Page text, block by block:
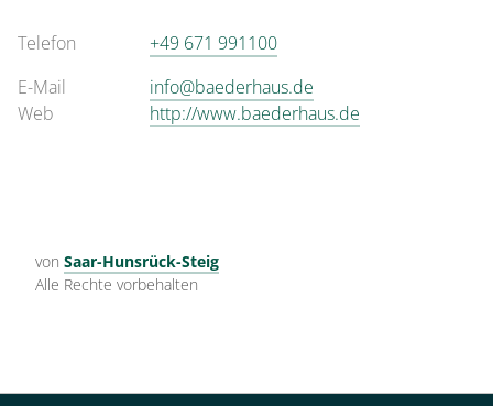
Telefon
+49 671 991100
E-Mail
info@baederhaus.de
Web
http://www.baederhaus.de
von Saar-Hunsrück-Steig
Alle Rechte vorbehalten